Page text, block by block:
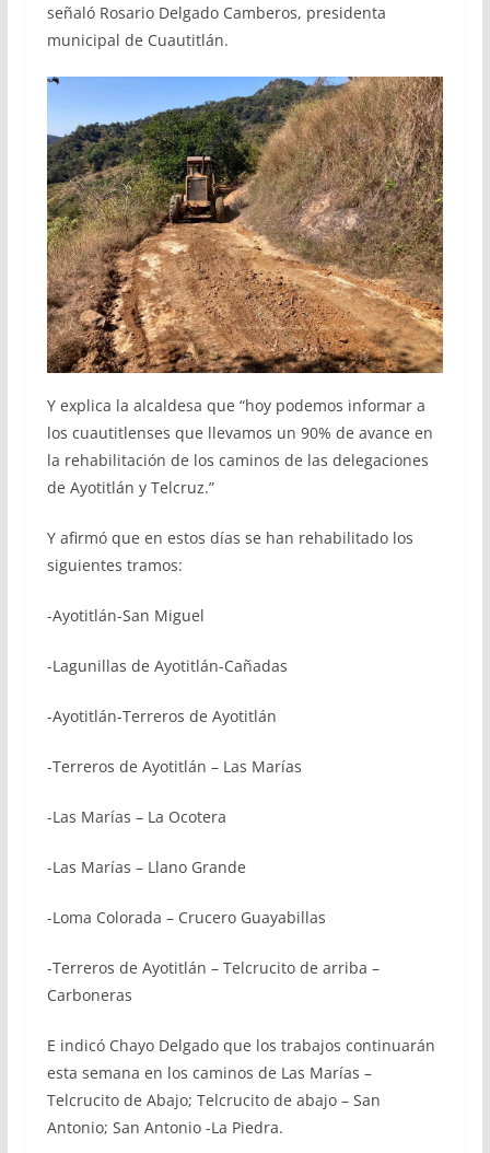
señaló Rosario Delgado Camberos, presidenta
municipal de Cuautitlán.
Y explica la alcaldesa que “hoy podemos informar a
los cuautitlenses que llevamos un 90% de avance en
la rehabilitación de los caminos de las delegaciones
de Ayotitlán y Telcruz.”
Y afirmó que en estos días se han rehabilitado los
siguientes tramos:
-Ayotitlán-San Miguel
-Lagunillas de Ayotitlán-Cañadas
-Ayotitlán-Terreros de Ayotitlán
-Terreros de Ayotitlán – Las Marías
-Las Marías – La Ocotera
-Las Marías – Llano Grande
-Loma Colorada – Crucero Guayabillas
-Terreros de Ayotitlán – Telcrucito de arriba –
Carboneras
E indicó Chayo Delgado que los trabajos continuarán
esta semana en los caminos de Las Marías –
Telcrucito de Abajo; ⁠Telcrucito de abajo – San
Antonio; ⁠San Antonio -La Piedra.